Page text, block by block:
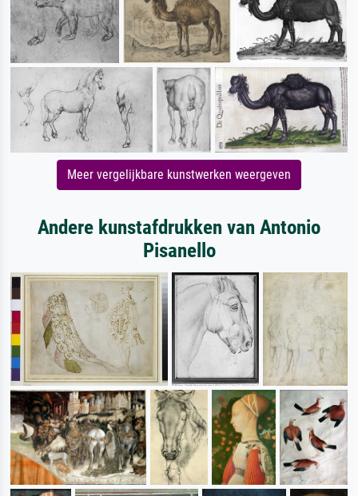
Meer vergelijkbare kunstwerken weergeven
Andere kunstafdrukken van Antonio
Pisanello